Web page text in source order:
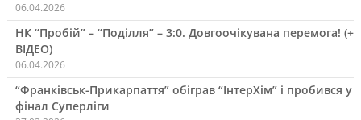
06.04.2026
НК “Пробій” – “Поділля” – 3:0. Довгоочікувана перемога! (+
ВІДЕО)
06.04.2026
“Франківськ-Прикарпаття” обіграв “ІнтерХім” і пробився у
фінал Суперліги